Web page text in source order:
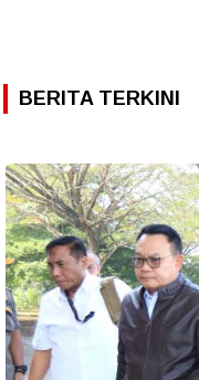
BERITA TERKINI